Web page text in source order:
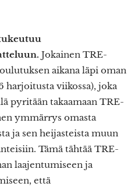
Jokainen TRE-
aikana läpi oman
harjoitusta viikossa), joka
pyritään takaamaan TRE-
ymmärrys omasta
ja sen heijasteista muun
Tämä tähtää TRE-
laajentumiseen ja
että